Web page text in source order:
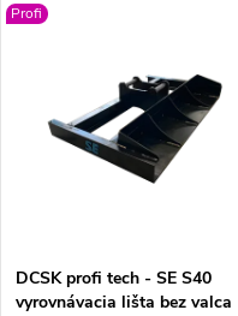
u
v
Profi
DCSK profi tech - SE S40
vyrovnávacia lišta bez valca